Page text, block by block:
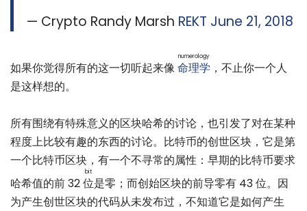
— Crypto Randy Marsh REKT June 21, 2018
如果你觉得所有的这一切听起来像 命理学
numerology
，不止你一个人
是这样想的。
所有围绕有特殊意义的区块哈希的讨论，也引发了对在某种
程度上比较有趣的东西的讨论。比特币的创世区块，它是第
一个比特币区块，有一个不寻常的属性：早期的比特币要求
哈希值的前 32位
bit
是零；而创始区块的前导零有 43 位。因
为产生创世区块的代码从未发布过，不知道它是如何产生